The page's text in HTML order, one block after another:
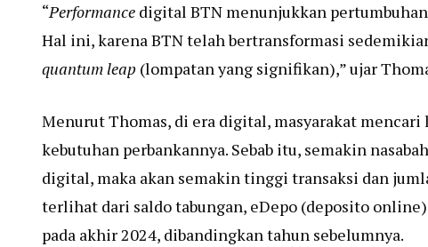
“Performance digital BTN menunjukkan
Hal ini, karena BTN telah bertransformasi
quantum leap (lompatan yang signifikan),” ujar
Menurut Thomas, di era digital, masyarakat
kebutuhan perbankannya. Sebab itu, semakin
digital, maka akan semakin tinggi transaksi dan
terlihat dari saldo tabungan, eDepo (deposito
pada akhir 2024, dibandingkan tahun sebelumnya.